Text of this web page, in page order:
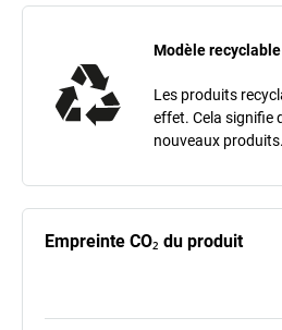
Modèle recyclable
Les produits
effet. Cela signifie
nouveaux
Empreinte CO₂ du produit